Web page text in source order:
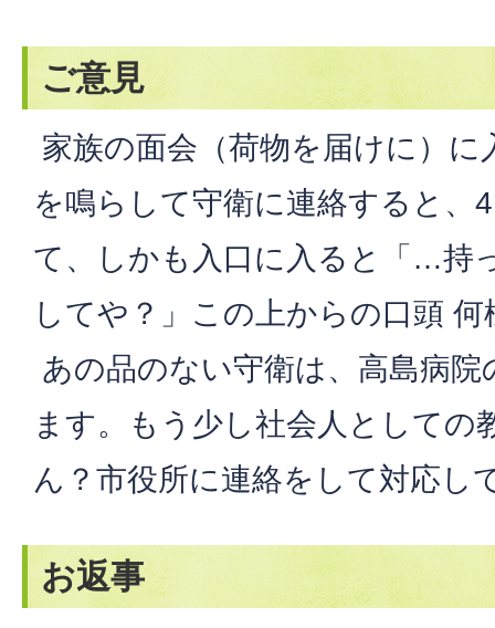
ご意見
家族の面会（荷物を届けに）
を鳴らして守衛に連絡すると、
て、しかも入口に入ると「…持
してや？」この上からの口頭 何
あの品のない守衛は、高島病
ます。もう少し社会人としての
ん？市役所に連絡をして対応し
お返事